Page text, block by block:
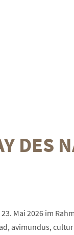
DES
Mai 2026 im
avimundus,